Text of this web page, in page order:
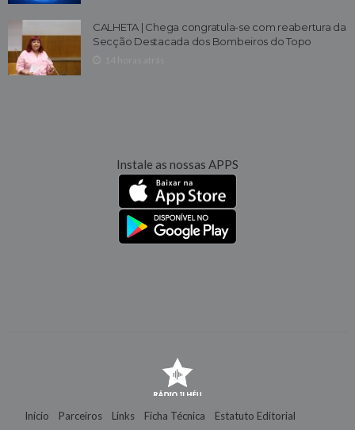
CALHETA | Chega congratula-se com reabertura da
Secção Destacada dos Bombeiros do Topo
Instale as nossas APPS
Início Parceiros Links Ficha Técnica Estatuto Editorial